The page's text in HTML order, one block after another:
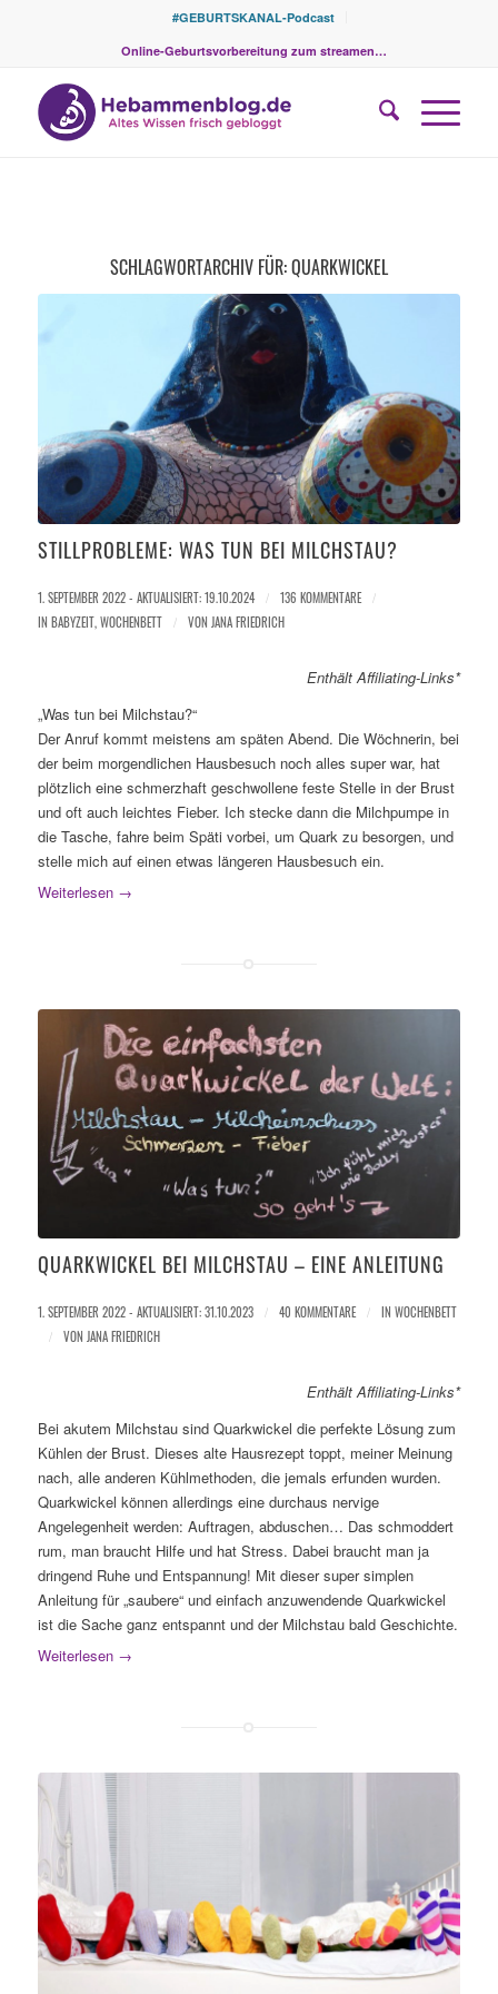
#GEBURTSKANAL-Podcast
Online-Geburtsvorbereitung zum streamen…
SCHLAGWORTARCHIV FÜR:QUARKWICKEL
STILLPROBLEME: WAS TUN BEI MILCHSTAU?
1. SEPTEMBER 2022 - AKTUALISIERT: 19.10.2024 / 136 KOMMENTARE
/
IN BABYZEIT,WOCHENBETT / VON JANA FRIEDRICH
Enthält Affiliating-Links*
„Was tun bei Milchstau?“
Der Anruf kommt meistens am späten Abend. Die Wöchnerin, bei
der beim morgendlichen Hausbesuch noch alles super war, hat
plötzlich eine schmerzhaft geschwollene feste Stelle in der Brust
und oft auch leichtes Fieber. Ich stecke dann die Milchpumpe in
die Tasche, fahre beim Späti vorbei, um Quark zu besorgen, und
stelle mich auf einen etwas längeren Hausbesuch ein.
Weiterlesen→
QUARKWICKEL BEI MILCHSTAU – EINE ANLEITUNG
1. SEPTEMBER 2022 - AKTUALISIERT: 31.10.2023 / 40 KOMMENTARE / IN WOCHENBETT
/
VON JANA FRIEDRICH
Enthält Affiliating-Links*
Bei akutem Milchstau sind Quarkwickel die perfekte Lösung zum
Kühlen der Brust. Dieses alte Hausrezept toppt, meiner Meinung
nach, alle anderen Kühlmethoden, die jemals erfunden wurden.
Quarkwickel können allerdings eine durchaus nervige
Angelegenheit werden: Auftragen, abduschen… Das schmoddert
rum, man braucht Hilfe und hat Stress. Dabei braucht man ja
dringend Ruhe und Entspannung! Mit dieser super simplen
Anleitung für „saubere“ und einfach anzuwendende Quarkwickel
ist die Sache ganz entspannt und der Milchstau bald Geschichte.
Weiterlesen→